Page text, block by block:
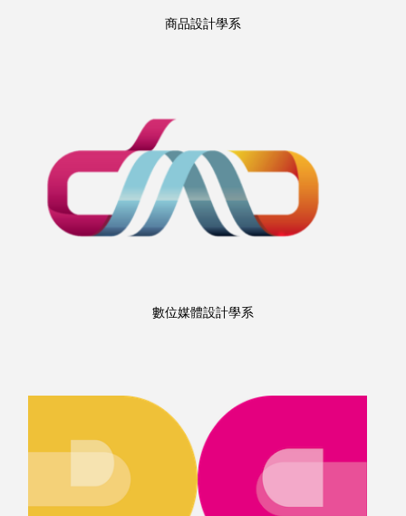
商品設計學系
數位媒體設計學系